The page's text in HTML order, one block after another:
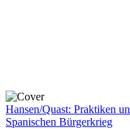
Hansen/Quast: Praktiken
Spanischen Bürgerkrieg